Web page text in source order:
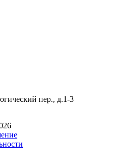
пер., д.1-3